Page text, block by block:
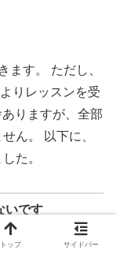
ます。 ただし、
りレッスンを受
りますが、全部
ん。
以下に、
た。
いです
トップ サイドバー